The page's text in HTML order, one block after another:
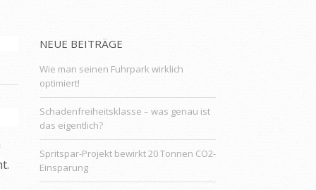
NEUE BEITRÄGE
Wie man seinen Fuhrpark wirklich
optimiert!
Schadenfreiheitsklasse – was genau ist
das eigentlich?
Spritspar-Projekt bewirkt 20 Tonnen CO2-
Einsparung